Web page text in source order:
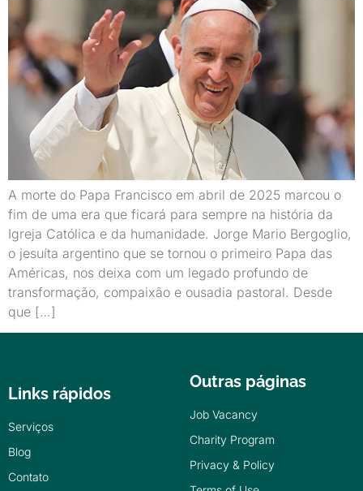
A morte do Papa Francisco em abril de 2025 marcou o
fim de uma era que ficará para sempre na história da
Igreja Católica e da humanidade. Jorge Mario Bergoglio,
o jesuíta argentino que se tornou o primeiro Papa das
Américas, nos deixa com um legado profundo de
transformação, compaixão e ousadia pastoral. Desde
que […]
Links rápidos
Serviços
Blog
Contato
Outras páginas
Job Vacancy
Charity Program
Privacy & Policy